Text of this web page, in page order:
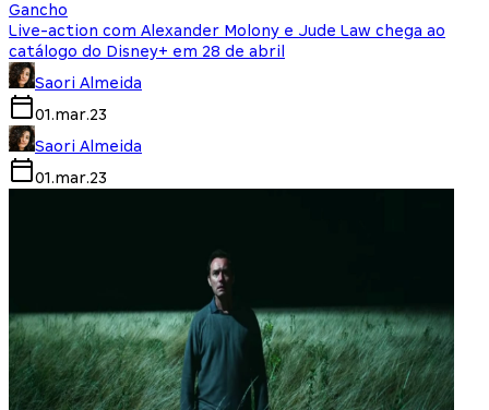
Gancho
Live-action com Alexander Molony e Jude Law chega ao
catálogo do Disney+ em 28 de abril
Saori Almeida
01.mar.23
Saori Almeida
01.mar.23